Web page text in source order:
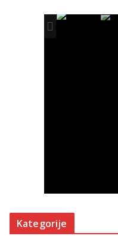
Kategorije